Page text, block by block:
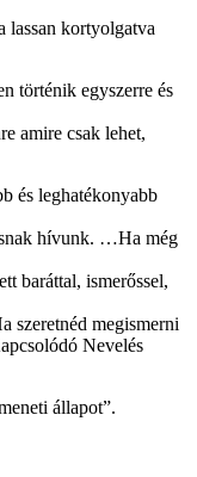
lassan kortyolgatva
történik egyszerre és
amire csak lehet,
és leghatékonyabb
hívunk. …Ha még
baráttal, ismerőssel,
szeretnéd megismerni
Nevelés
állapot”.